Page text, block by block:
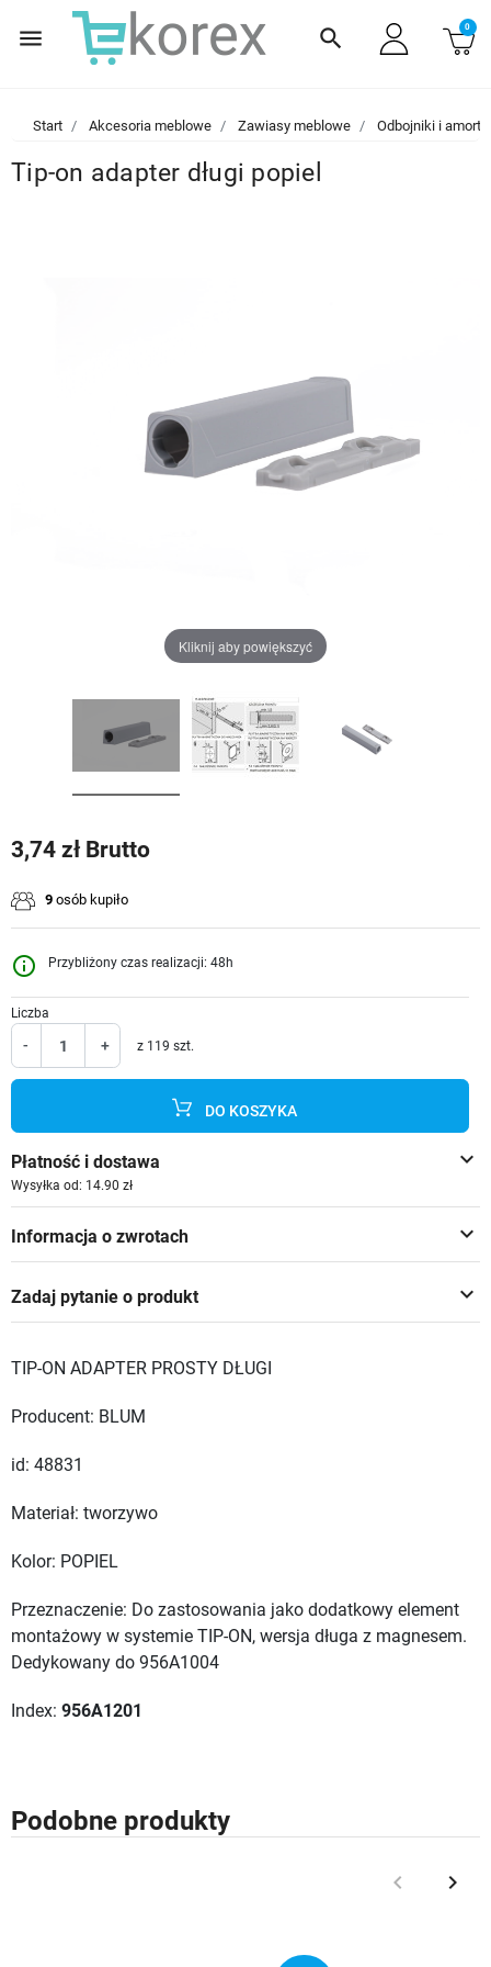
menu search 0
Start Akcesoria meblowe Zawiasy meblowe Odbojniki i
Tip-on adapter długi popiel
Kliknij aby powiększyć
3,74 zł Brutto
9 osób kupiło
info_outline Przybliżony czas realizacji: 48h
Liczba
- + z 119 szt.
DO KOSZYKA
keyboard_arrow_down
Płatność i dostawa
Wysyłka od: 14.90 zł
keyboard_arrow_down
Informacja o zwrotach
keyboard_arrow_down
Zadaj pytanie o produkt
TIP-ON ADAPTER PROSTY DŁUGI
Producent: BLUM
id: 48831
Materiał: tworzywo
Kolor: POPIEL
Przeznaczenie: Do zastosowania jako dodatkowy element
montażowy w systemie TIP-ON, wersja długa z magnesem.
Dedykowany do 956A1004
Index: 956A1201
Podobne produkty
Poprzedni
keyboard_arrow_left keyboard_arrow_right